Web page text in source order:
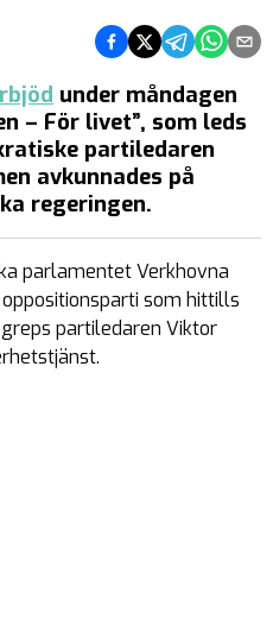
Dela på Facebook
Dela på Twitter
Dela påDela på
Dela
under måndagen
– För livet”, som leds
partiledaren
avkunnades på
regeringen.
parlamentet Verkhovna
som hittills
partiledaren Viktor